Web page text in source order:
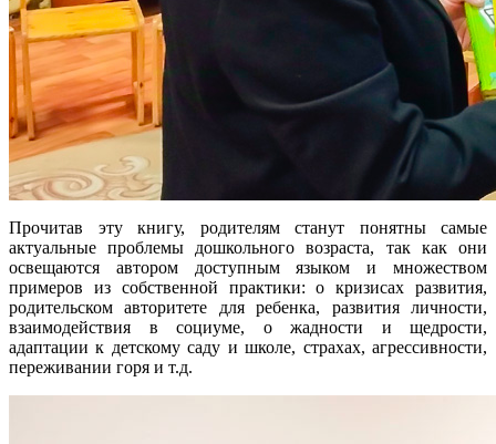
Прочитав эту книгу, родителям станут понятны самые
актуальные проблемы дошкольного возраста, так как они
освещаются автором доступным языком и множеством
примеров из собственной практики: о кризисах развития,
родительском авторитете для ребенка, развития личности,
взаимодействия в социуме, о жадности и щедрости,
адаптации к детскому саду и школе, страхах, агрессивности,
переживании горя и т.д.